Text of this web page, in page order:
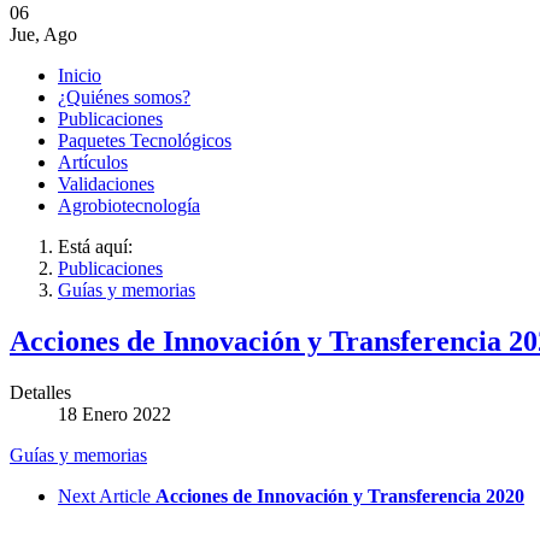
06
Jue, Ago
Inicio
¿Quiénes somos?
Publicaciones
Paquetes Tecnológicos
Artículos
Validaciones
Agrobiotecnología
Está aquí:
Publicaciones
Guías y memorias
Acciones de Innovación y Transferencia
Detalles
18 Enero 2022
Guías y memorias
Next Article Acciones de Innovación y Transferencia 2020